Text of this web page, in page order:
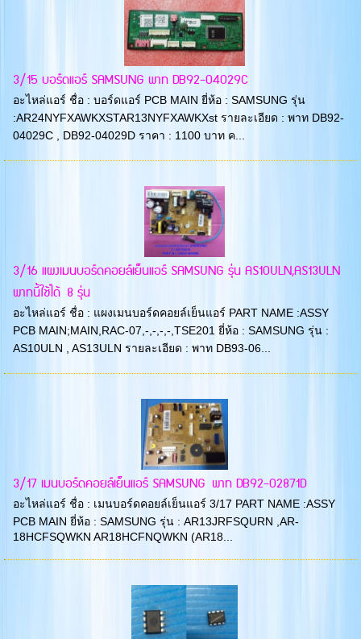
3/15 บอร์ดแอร์ SAMSUNG พาท DB92-04029C
อะไหล่แอร์ ชื่อ : บอร์ดแอร์ PCB MAIN ยี่ห้อ : SAMSUNG รุ่น
:AR24NYFXAWKXSTAR13NYFXAWKXst รายละเอียด : พาท DB92-
04029C , DB92-04029D ราคา : 1100 บาท ค...
3/16 แผงเมนบอร์ดคอยล์เย็นแอร์ SAMSUNG รุ่น AS10ULN,AS13ULN
พาทนี้ใช้ได้ 8 รุ่น
อะไหล่แอร์ ชื่อ : แผงเมนบอร์ดคอยล์เย็นแอร์ PART NAME :ASSY
PCB MAIN;MAIN,RAC-07,-,-,-,-,TSE201 ยี่ห้อ : SAMSUNG รุ่น :
AS10ULN , AS13ULN รายละเอียด : พาท DB93-06...
3/17 เมนบอร์ดคอยล์เย็นแอร์ SAMSUNG พาท DB92-02871D
อะไหล่แอร์ ชื่อ : เมนบอร์ดคอยล์เย็นแอร์ 3/17 PART NAME :ASSY
PCB MAIN ยี่ห้อ : SAMSUNG รุ่น : AR13JRFSQURN ,AR-
18HCFSQWKN AR18HCFNQWKN (AR18...